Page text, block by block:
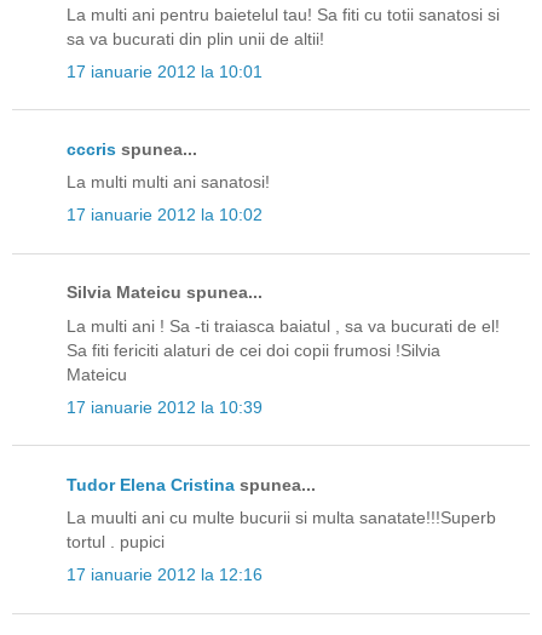
La multi ani pentru baietelul tau! Sa fiti cu totii sanatosi si
sa va bucurati din plin unii de altii!
17 ianuarie 2012 la 10:01
cccris spunea...
La multi multi ani sanatosi!
17 ianuarie 2012 la 10:02
Silvia Mateicu spunea...
La multi ani ! Sa -ti traiasca baiatul , sa va bucurati de el!
Sa fiti fericiti alaturi de cei doi copii frumosi !Silvia
Mateicu
17 ianuarie 2012 la 10:39
Tudor Elena Cristina spunea...
La muulti ani cu multe bucurii si multa sanatate!!!Superb
tortul . pupici
17 ianuarie 2012 la 12:16